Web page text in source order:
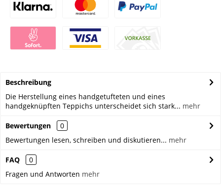
Beschreibung
Die Herstellung eines handgetufteten und eines
handgeknüpften Teppichs unterscheidet sich stark... mehr
Bewertungen
0
Bewertungen lesen, schreiben und diskutieren... mehr
FAQ
0
Fragen und Antworten mehr